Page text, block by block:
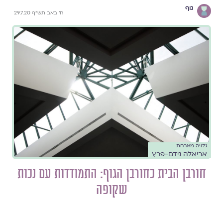
גוף
ח' באב תש"ף 29.7.20
גלויה מארחת
אריאלה נידם-פרץ
חורבן הבית כחורבן הגוף: התמודדות עם נכות
שקופה